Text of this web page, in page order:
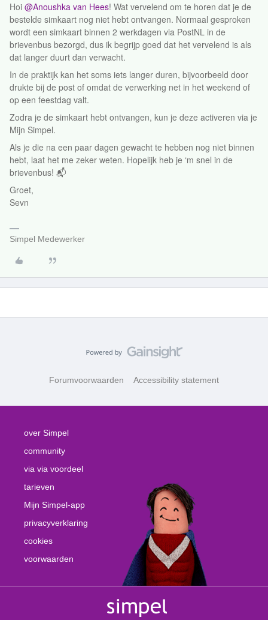
Hoi ​ @Anoushka van Hees! Wat vervelend om te horen dat je de
bestelde simkaart nog niet hebt ontvangen. Normaal gesproken
wordt een simkaart binnen 2 werkdagen via PostNL in de
brievenbus bezorgd, dus ik begrijp goed dat het vervelend is als
dat langer duurt dan verwacht.
In de praktijk kan het soms iets langer duren, bijvoorbeeld door
drukte bij de post of omdat de verwerking net in het weekend of
op een feestdag valt.
Zodra je de simkaart hebt ontvangen, kun je deze activeren via je
Mijn Simpel.
Als je die na een paar dagen gewacht te hebben nog niet binnen
hebt, laat het me zeker weten. Hopelijk heb je ‘m snel in de
brievenbus! 📬
Groet,
Sevn
Simpel Medewerker
Forumvoorwaarden Accessibility statement
over Simpel
community
via via voordeel
tarieven
Mijn Simpel-app
privacyverklaring
cookies
voorwaarden